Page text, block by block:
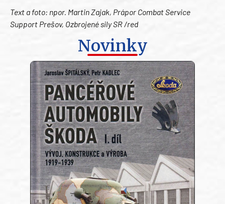
Text a foto: npor. Martin Zajak, Prápor Combat Service
Support Prešov, Ozbrojené sily SR /red
Novinky